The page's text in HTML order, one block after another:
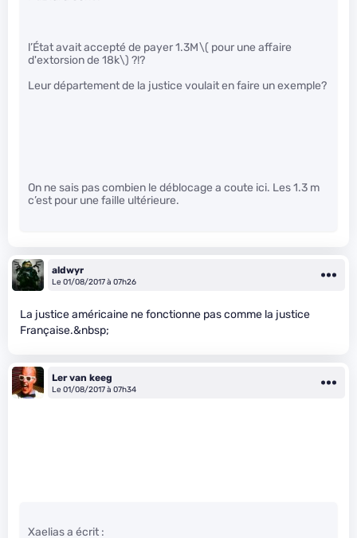
l’État avait accepté de payer 1.3M\( pour une affaire
d'extorsion de 18k\) ?!?
Leur département de la justice voulait en faire un exemple?
On ne sais pas combien le déblocage a coute ici. Les 1.3 m
c’est pour une faille ultérieure.
aldwyr
Le 01/08/2017 à 07h26
La justice américaine ne fonctionne pas comme la justice
Française.&nbsp;
Ler van keeg
Le 01/08/2017 à 07h34
Xaelias a écrit :